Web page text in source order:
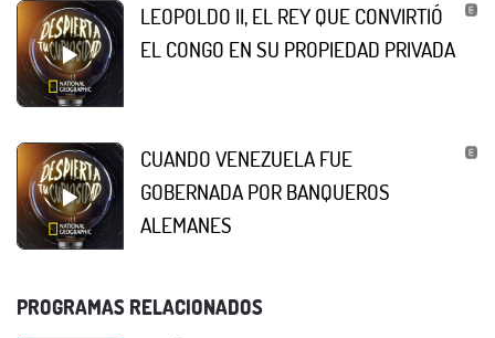
LEOPOLDO II, EL REY QUE CONVIRTIÓ
EL CONGO EN SU PROPIEDAD PRIVADA
CUANDO VENEZUELA FUE
GOBERNADA POR BANQUEROS
ALEMANES
PROGRAMAS RELACIONADOS